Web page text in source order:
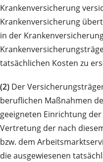
Krankenversicherung
Krankenversicherung
in der
tatsächlichen Kosten zu
(2) Der
beruflichen Maßnahmen
geeigneten Einrichtung
Vertretung der nach
bzw. dem
die ausgewiesenen